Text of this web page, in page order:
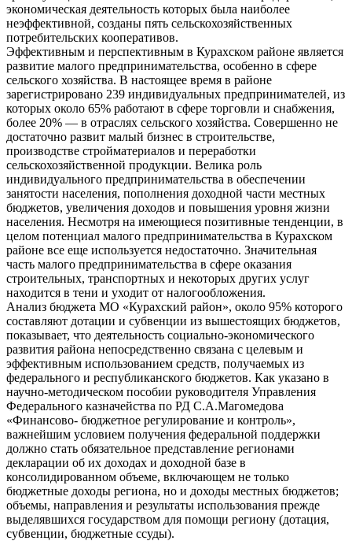
экономическая деятельность которых была наиболее
неэффективной, созданы пять сельскохозяйственных
потребительских кооперативов.
Эффективным и перспективным в Курахском районе является
развитие малого предпринимательства, особенно в сфере
сельского хозяйства. В настоящее время в районе
зарегистрировано 239 индивидуальных предпринимателей, из
которых около 65% работают в сфере торговли и снабжения,
более 20% — в отраслях сельского хозяйства. Совершенно не
достаточно развит малый бизнес в строительстве,
производстве стройматериалов и переработки
сельскохозяйственной продукции. Велика роль
индивидуального предпринимательства в обеспечении
занятости населения, пополнения доходной части местных
бюджетов, увеличения доходов и повышения уровня жизни
населения. Несмотря на имеющиеся позитивные тенденции, в
целом потенциал малого предпринимательства в Курахском
районе все еще используется недостаточно. Значительная
часть малого предпринимательства в сфере оказания
строительных, транспортных и некоторых других услуг
находится в тени и уходит от налогообложения.
Анализ бюджета МО «Курахский район», около 95% которого
составляют дотации и субвенции из вышестоящих бюджетов,
показывает, что деятельность социально-экономического
развития района непосредственно связана с целевым и
эффективным использованием средств, получаемых из
федерального и республиканского бюджетов. Как указано в
научно-методическом пособии руководителя Управления
Федерального казначейства по РД С.А.Магомедова
«Финансово- бюджетное регулирование и контроль»,
важнейшим условием получения федеральной поддержки
должно стать обязательное представление регионами
декларации об их доходах и доходной базе в
консолидированном объеме, включающем не только
бюджетные доходы региона, но и доходы местных бюджетов;
объемы, направления и результаты использования прежде
выделявшихся государством для помощи региону (дотация,
субвенции, бюджетные ссуды).